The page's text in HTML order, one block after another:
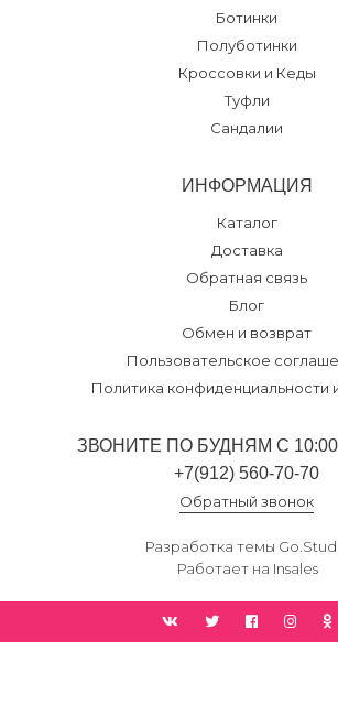
Ботинки
Полуботинки
Кроссовки и Кеды
Туфли
Сандалии
ИНФОРМАЦИЯ
Каталог
Доставка
Обратная связь
Блог
Обмен и возврат
Пользовательское
Политика конфиденциальности
ЗВОНИТЕ ПО БУДНЯМ С 10:00
+7(912) 560-70-70
Обратный звонок
Разработка темы
Работает на Insales